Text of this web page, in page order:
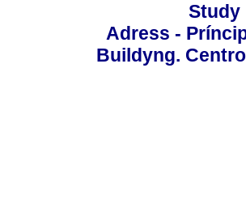
Study
Adress -
Buildyng.